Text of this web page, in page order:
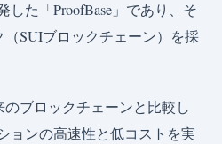
た「ProofBase」であり、そ
SUIブロックチェーン）を採
ブロックチェーンと比較し
ョンの高速性と低コストを実